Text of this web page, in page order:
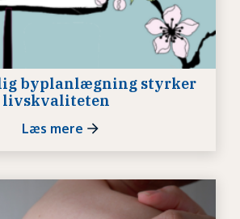
byplanlægning styrker
livskvaliteten
Læs mere